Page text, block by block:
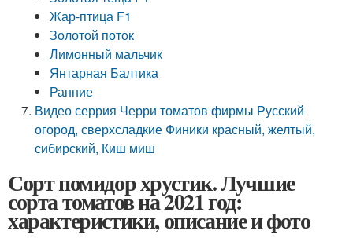
Жар-птица F1
Золотой поток
Лимонный мальчик
Янтарная Балтика
Ранние
Видео серрия Черри томатов фирмы Русский
огород, сверхсладкие Финики красный, желтый,
сибирский, Киш миш
Сорт помидор хрустик. Лучшие
сорта томатов на 2021 год:
характеристики, описание и фото